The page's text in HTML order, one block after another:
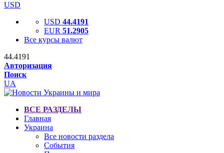
USD
USD 44.4191
EUR 51.2905
Все курсы валют
44.4191
Авторизация
Поиск
UA
ВСЕ РАЗДЕЛЫ
Главная
Украина
Все новости раздела
События